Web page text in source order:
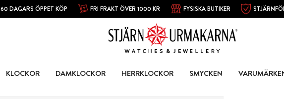
60 DAGARS ÖPPET KÖP FRI FRAKT ÖVER 1000 KR FYSISKA BUTIKER
KLOCKOR DAMKLOCKOR HERRKLOCKOR SMYCKEN